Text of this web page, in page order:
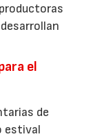
el
de
estival